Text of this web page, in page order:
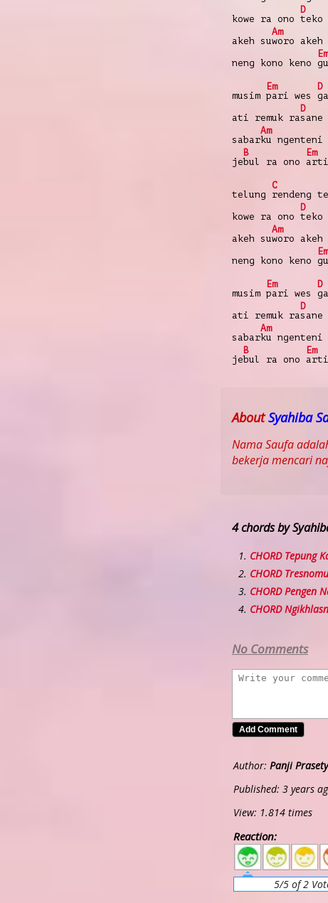
kowe ra ono
D
teko
akeh su
Am
woro
neng kono keno
Em
musim
Em
pari wes
D
ati remuk ra
D
sane
sabar
Am
ku ngenteni
je
B
bul ra ono
Em
telung
C
rendeng te
kowe ra ono
D
teko
akeh su
Am
woro
neng kono keno
Em
musim
Em
pari wes
D
ati remuk ra
D
sane
sabar
Am
ku ngenteni
je
B
bul ra ono
Em
AboutSyahiba
Nama Saufa
bekerja mencari
4 chords by
CHORD Tepung
CHORD
CHORD Pengen
CHORD
No Comments
Author: Panji
Published: 3 years
View: 1.814 times
Reaction:
5 4 3
5/5 of 2